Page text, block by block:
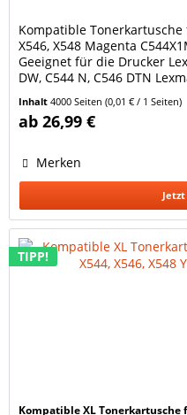
Kompatible Tonerkartusche
X546, X548 Magenta
Geeignet für die Drucker
DW, C544 N, C546 DTN
C544 DN, C544 DTN, C544
Original Lexmark Toner
Inhalt4000 Seiten(0,01 € / 1 Seiten)
ab 26,99 €
Merken
TIPP!
Kompatible XL Tonerkartusche